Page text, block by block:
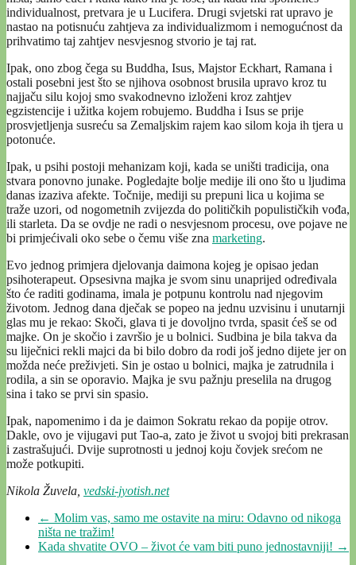
individualnost, pretvara je u Lucifera. Drugi svjetski rat upravo je
nastao na potisnuću zahtjeva za individualizmom i nemogućnost da
prihvatimo taj zahtjev nesvjesnog stvorio je taj rat.
Ipak, ono zbog čega su Buddha, Isus, Majstor Eckhart, Ramana i
ostali posebni jest što se njihova osobnost brusila upravo kroz tu
najjaču silu kojoj smo svakodnevno izloženi kroz zahtjev
egzistencije i užitka kojem robujemo. Buddha i Isus se prije
prosvjetljenja susreću sa Zemaljskim rajem kao silom koja ih tjera u
potonuće.
Ipak, u psihi postoji mehanizam koji, kada se uništi tradicija, ona
stvara ponovno junake. Pogledajte bolje medije ili ono što u ljudima
danas izaziva afekte. Točnije, mediji su prepuni lica u kojima se
traže uzori, od nogometnih zvijezda do političkih populističkih vođa,
ili starleta. Da se ovdje ne radi o nesvjesnom procesu, ove pojave ne
bi primjećivali oko sebe o čemu više zna marketing.
Evo jednog primjera djelovanja daimona kojeg je opisao jedan
psihoterapeut. Opsesivna majka je svom sinu unaprijed određivala
što će raditi godinama, imala je potpunu kontrolu nad njegovim
životom. Jednog dana dječak se popeo na jednu uzvisinu i unutarnji
glas mu je rekao: Skoči, glava ti je dovoljno tvrda, spasit ćeš se od
majke. On je skočio i završio je u bolnici. Sudbina je bila takva da
su liječnici rekli majci da bi bilo dobro da rodi još jedno dijete jer on
možda neće preživjeti. Sin je ostao u bolnici, majka je zatrudnila i
rodila, a sin se oporavio. Majka je svu pažnju preselila na drugog
sina i tako se prvi sin spasio.
Ipak, napomenimo i da je daimon Sokratu rekao da popije otrov.
Dakle, ovo je vijugavi put Tao-a, zato je život u svojoj biti prekrasan
i zastrašujući. Dvije suprotnosti u jednoj koju čovjek srećom ne
može potkupiti.
Nikola Žuvela, vedski-jyotish.net
← Molim vas, samo me ostavite na miru: Odavno od nikoga
ništa ne tražim!
Kada shvatite OVO – život će vam biti puno jednostavniji! →